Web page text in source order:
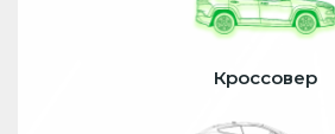
Кроссовер